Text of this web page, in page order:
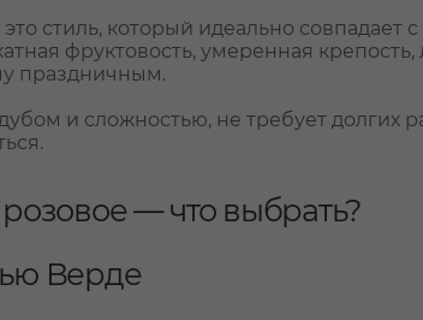
стиль, который идеально совпадает
фруктовость, умеренная
праздничным.
и сложностью, не требует долгих
— что выбрать?
Верде